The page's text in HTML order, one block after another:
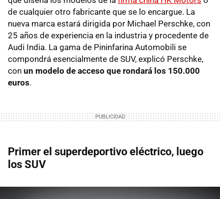
de cualquier otro fabricante que se lo encargue. La
nueva marca estará dirigida por Michael Perschke, con
25 años de experiencia en la industria y procedente de
Audi India. La gama de Pininfarina Automobili se
compondrá esencialmente de SUV, explicó Perschke,
con un modelo de acceso que rondará los 150.000
euros.
Primer el superdeportivo eléctrico, luego
los SUV